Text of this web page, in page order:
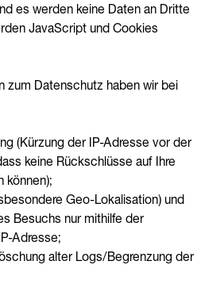
es werden keine Daten an Dritte
JavaScript und Cookies
zum Datenschutz haben wir bei
(Kürzung der IP-Adresse vor der
keine Rückschlüsse auf Ihre
können);
Geo-Lokalisation) und
Besuchs nur mithilfe der
Adresse;
alter Logs/Begrenzung der